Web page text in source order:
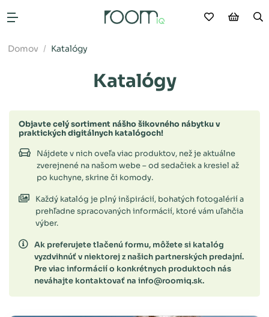
Otvoriť menu Moje
Domov Katalógy
Katalógy
Objavte celý sortiment nášho šikovného nábytku v
praktických digitálnych katalógoch!
Nájdete v nich oveľa viac produktov, než je aktuálne
zverejnené na našom webe – od sedačiek a kresiel až
po kuchyne, skrine či komody.
Každý katalóg je plný inšpirácií, bohatých fotogalérií a
prehľadne spracovaných informácií, ktoré vám uľahčia
výber.
Ak preferujete tlačenú formu, môžete si katalóg
vyzdvihnúť v niektorej z našich partnerských predajní.
Pre viac informácií o konkrétnych produktoch nás
neváhajte kontaktovať na info@roomiq.sk.